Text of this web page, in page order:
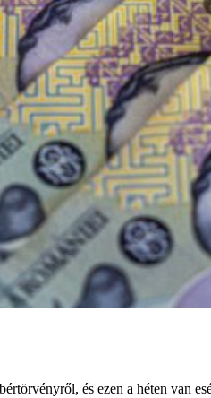
és ezen a héten van